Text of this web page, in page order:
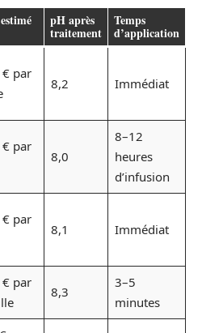
pH après
traitement
Temps
d’application
par
8,2 Immédiat
par
8,0
8–12
heures
d’infusion
par
8,1 Immédiat
par
8,3
3–5
minutes